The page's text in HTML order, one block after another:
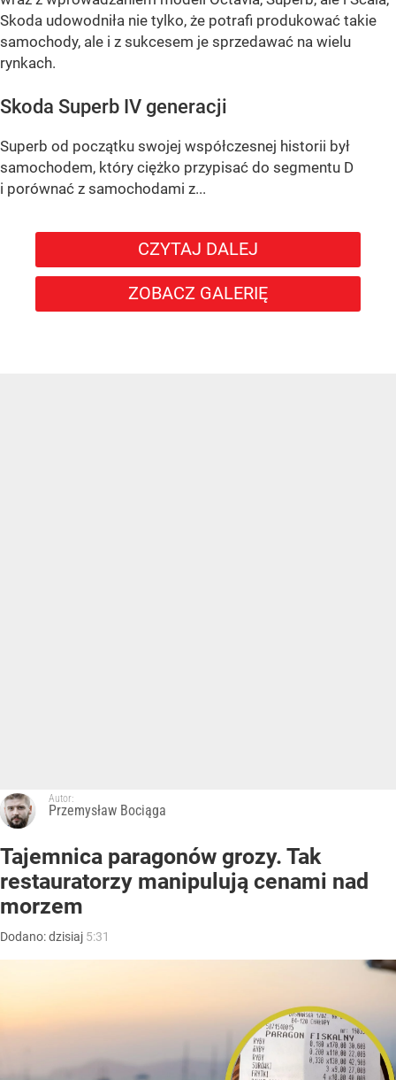
Skoda udowodniła nie tylko, że potrafi produkować takie
samochody, ale i z sukcesem je sprzedawać na wielu
rynkach.
Skoda Superb IV generacji
Superb od początku swojej współczesnej historii był
samochodem, który ciężko przypisać do segmentu D
i porównać z samochodami z...
CZYTAJ DALEJ
ZOBACZ GALERIĘ
Autor:
Przemysław Bociąga
Tajemnica paragonów grozy. Tak
restauratorzy manipulują cenami nad
morzem
Dodano:dzisiaj 5:31